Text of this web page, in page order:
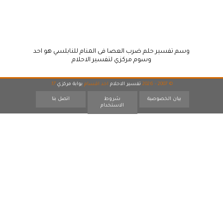
وسم تفسير حلم ضرب العصا فى المنام للنابلسي هو احد
وسوم مركزي لتفسير الاحلام
© 2007 - 2026 تفسير الاحلام احد اقسام بوابة مركزي 17
بيان الخصوصية
شروط
الاستخدام
اتصل بنا